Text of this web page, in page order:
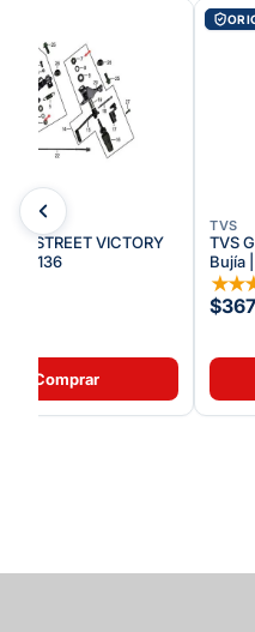
STREET VICTORY
150-136
Comprar
TVS
TVS
Bujía
★★